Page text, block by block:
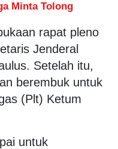
Minta Tolong
rapat pleno
Jenderal
Setelah itu,
berembuk untuk
(Plt) Ketum
untuk